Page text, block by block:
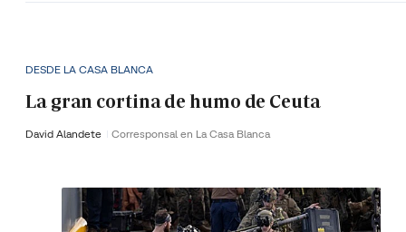
DESDE LA CASA BLANCA
La gran cortina de humo de Ceuta
David Alandete Corresponsal en La Casa Blanca